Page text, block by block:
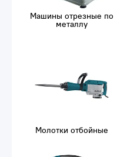
Машины отрезные по
металлу
Молотки отбойные